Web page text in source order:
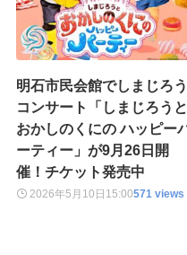
明石市民会館でしまじろう
コンサート「しまじろうと
おかしのくにの ハッピー
ーティー」が9月26日開
催！チケット発売中
2026年5月10日 15:00571 views